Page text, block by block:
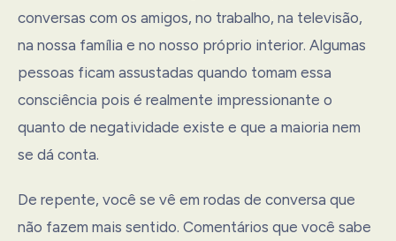
conversas com os amigos, no trabalho, na televisão,
na nossa família e no nosso próprio interior. Algumas
pessoas ficam assustadas quando tomam essa
consciência pois é realmente impressionante o
quanto de negatividade existe e que a maioria nem
se dá conta.
De repente, você se vê em rodas de conversa que
não fazem mais sentido. Comentários que você sabe